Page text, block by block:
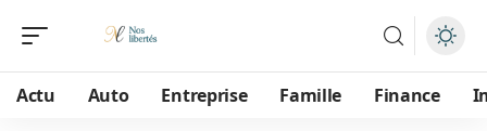
Actu Auto Entreprise Famille Finance